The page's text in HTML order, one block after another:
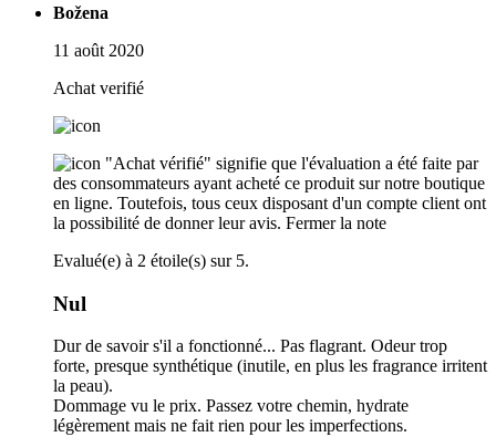
Božena
11 août 2020
Achat verifié
"Achat vérifié" signifie que l'évaluation a été faite par
des consommateurs ayant acheté ce produit sur notre boutique
en ligne. Toutefois, tous ceux disposant d'un compte client ont
la possibilité de donner leur avis. Fermer la note
Evalué(e) à 2 étoile(s) sur 5.
Nul
Dur de savoir s'il a fonctionné... Pas flagrant. Odeur trop
forte, presque synthétique (inutile, en plus les fragrance irritent
la peau).
Dommage vu le prix. Passez votre chemin, hydrate
légèrement mais ne fait rien pour les imperfections.